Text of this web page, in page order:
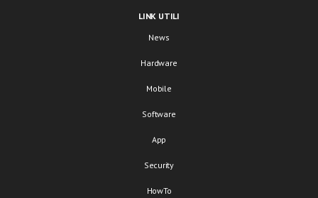
LINK UTILI
News
Hardware
Mobile
Software
App
Security
HowTo